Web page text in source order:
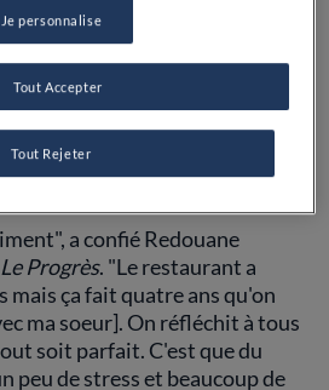
dumeilleur kebab de France
pépite se trouvait une fois de
tout faux ! Selon les experts du
le plus abouti se trouve chez
qui revisite le kebab
une attention toute
a confié Redouane
Le Progrès. "Le restaurant a
mais ça fait quatre ans qu'on
ma soeur]. On réfléchit à tous
soit parfait. C'est que du
peu de stress et beaucoup de
Je personnalise
Tout Rejeter
Tout Accepter